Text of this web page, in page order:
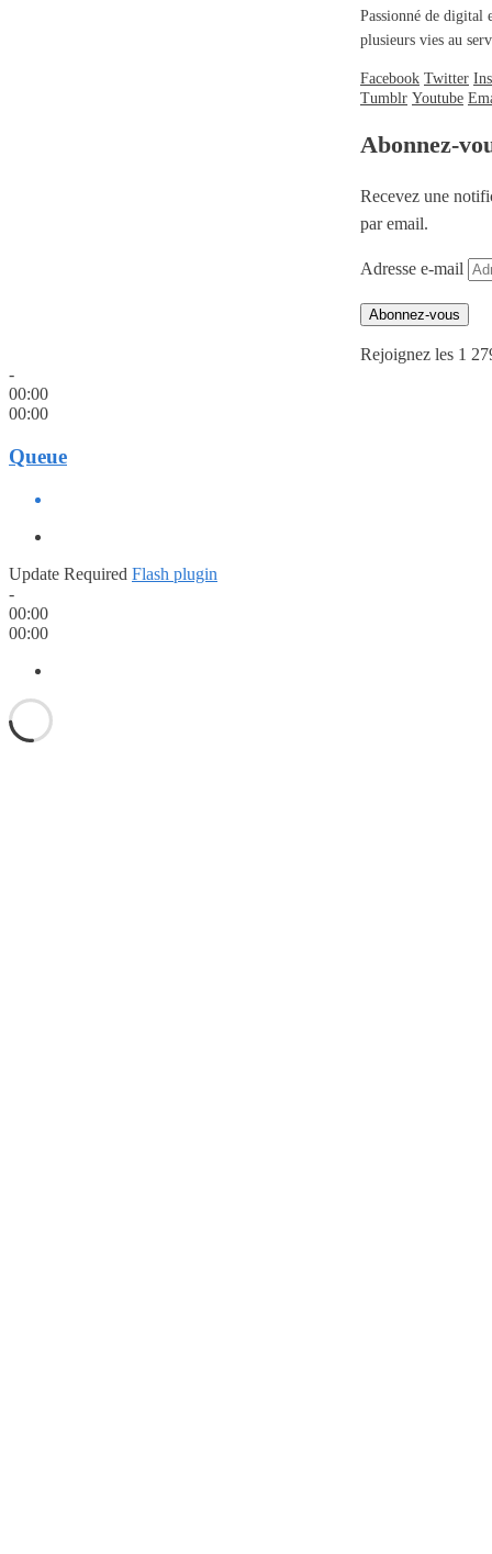
Passionné de digital
plusieurs vies au
Facebook Twitter
Tumblr Youtube
Abonnez-
Recevez une
par email.
Adresse e-mail
Abonnez-vous
Rejoignez les 1
-
00:00
00:00
Queue
Update Required Flash plugin
-
00:00
00:00